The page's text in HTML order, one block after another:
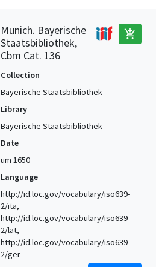
Munich. Bayerische
Staatsbibliothek,
Cbm Cat. 136
add_shopping_cart
Collection
Bayerische Staatsbibliothek
Library
Bayerische Staatsbibliothek
Date
um 1650
Language
http://id.loc.gov/vocabulary/iso639-
2/ita,
http://id.loc.gov/vocabulary/iso639-
2/lat,
http://id.loc.gov/vocabulary/iso639-
2/ger